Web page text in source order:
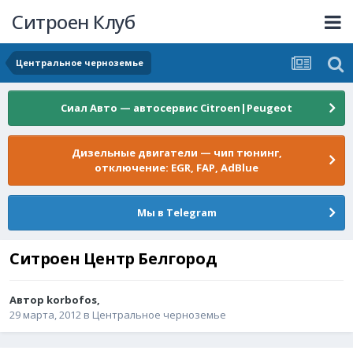
Ситроен Клуб
Центральное черноземье
Сиал Авто — автосервис Citroen|Peugeot
Дизельные двигатели — чип тюнинг,
отключение: EGR, FAP, AdBlue
Мы в Telegram
Ситроен Центр Белгород
Автор korbofos,
29 марта, 2012 в Центральное черноземье